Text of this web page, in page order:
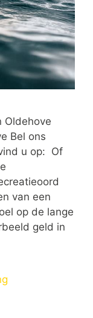
Oldehove
Bel ons
u op: Of
van een
op de lange
geld in